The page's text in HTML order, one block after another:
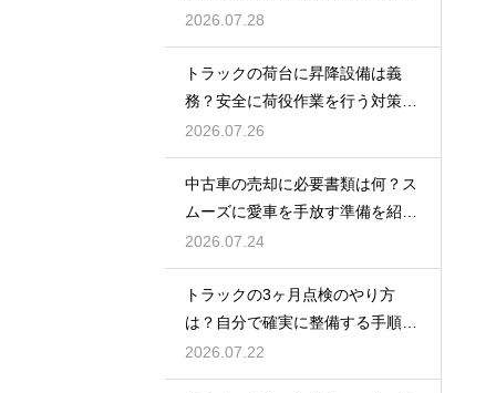
訣！
2026.07.28
トラックの荷台に昇降設備は義
務？安全に荷役作業を行う対策を
紹介
2026.07.26
中古車の売却に必要書類は何？ス
ムーズに愛車を手放す準備を紹
介！
2026.07.24
トラックの3ヶ月点検のやり方
は？自分で確実に整備する手順を
紹介
2026.07.22